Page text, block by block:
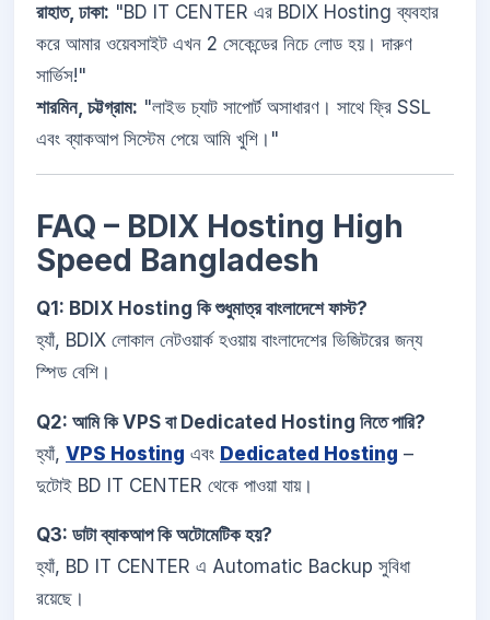
রাহাত, ঢাকা: "BD IT CENTER এর BDIX Hosting ব্যবহার
করে আমার ওয়েবসাইট এখন 2 সেকেন্ডের নিচে লোড হয়। দারুণ
সার্ভিস!"
শারমিন, চট্টগ্রাম: "লাইভ চ্যাট সাপোর্ট অসাধারণ। সাথে ফ্রি SSL
এবং ব্যাকআপ সিস্টেম পেয়ে আমি খুশি।"
FAQ – BDIX Hosting High
Speed Bangladesh
Q1: BDIX Hosting কি শুধুমাত্র বাংলাদেশে ফাস্ট?
হ্যাঁ, BDIX লোকাল নেটওয়ার্ক হওয়ায় বাংলাদেশের ভিজিটরের জন্য
স্পিড বেশি।
Q2: আমি কি VPS বা Dedicated Hosting নিতে পারি?
হ্যাঁ, VPS Hosting এবং Dedicated Hosting –
দুটোই BD IT CENTER থেকে পাওয়া যায়।
Q3: ডাটা ব্যাকআপ কি অটোমেটিক হয়?
হ্যাঁ, BD IT CENTER এ Automatic Backup সুবিধা
রয়েছে।